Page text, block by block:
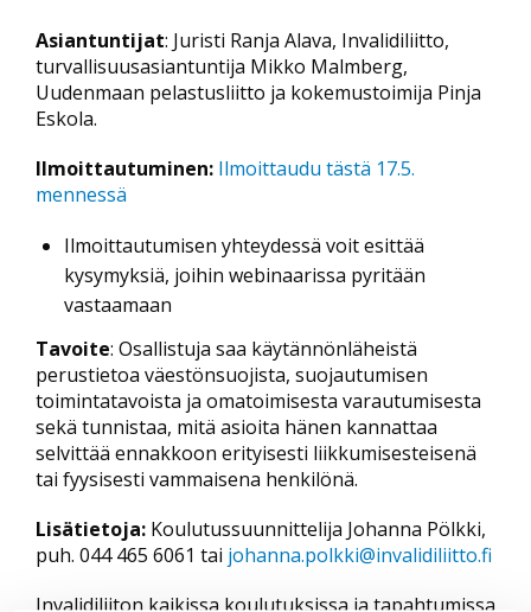
Asiantuntijat: Juristi Ranja Alava, Invalidiliitto,
turvallisuusasiantuntija Mikko Malmberg,
Uudenmaan pelastusliitto ja kokemustoimija Pinja
Eskola.
Ilmoittautuminen: Ilmoittaudu tästä 17.5.
mennessä
Ilmoittautumisen yhteydessä voit esittää
kysymyksiä, joihin webinaarissa pyritään
vastaamaan
Tavoite: Osallistuja saa käytännönläheistä
perustietoa väestönsuojista, suojautumisen
toimintatavoista ja omatoimisesta varautumisesta
sekä tunnistaa, mitä asioita hänen kannattaa
selvittää ennakkoon erityisesti liikkumisesteisenä
tai fyysisesti vammaisena henkilönä.
Lisätietoja: Koulutussuunnittelija Johanna Pölkki,
puh. 044 465 6061 tai johanna.polkki@invalidiliitto.fi
Invalidiliiton kaikissa koulutuksissa ja tapahtumissa